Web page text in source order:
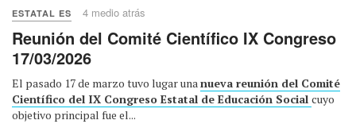
ESTATAL ES 4 medio atrás
Reunión del Comité Científico IX Congreso
17/03/2026
El pasado 17 de marzo tuvo lugar unanueva reunión del Comité
Científico del IX Congreso Estatal de Educación Social cuyo
objetivo principal fue el...